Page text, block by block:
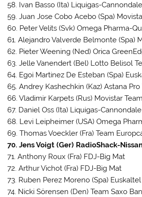
58. Ivan Basso (Ita) Liquigas-Cannondale
59. Juan Jose Cobo Acebo (Spa)
60. Peter Velits (Svk) Omega Pharma-
61. Alejandro Valverde Belmonte (Spa)
62. Pieter Weening (Ned) Orica
63. Jelle Vanendert (Bel) Lotto Belisol
64. Egoi Martinez De Esteban (Spa)
65. Andrey Kashechkin (Kaz) Astana Pro
66. Vladimir Karpets (Rus) Movistar Team
67. Daniel Oss (Ita) Liquigas-Cannondale
68. Levi Leipheimer (USA) Omega
69. Thomas Voeckler (Fra) Team
70. Jens Voigt (Ger) RadioShack-
71. Anthony Roux (Fra) FDJ-Big Mat
72. Arthur Vichot (Fra) FDJ-Big Mat
73. Ruben Perez Moreno (Spa)
74. Nicki Sörensen (Den) Team Saxo